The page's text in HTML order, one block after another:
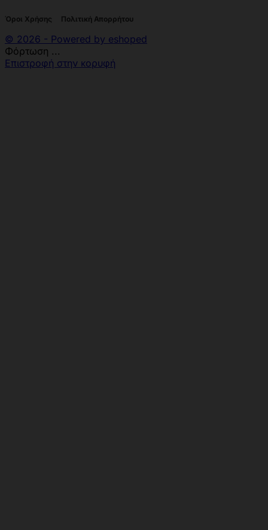
Όροι Χρήσης Πολιτική Απορρήτου
© 2026 - Powered by eshoped
Φόρτωση ...
Επιστροφή στην κορυφή